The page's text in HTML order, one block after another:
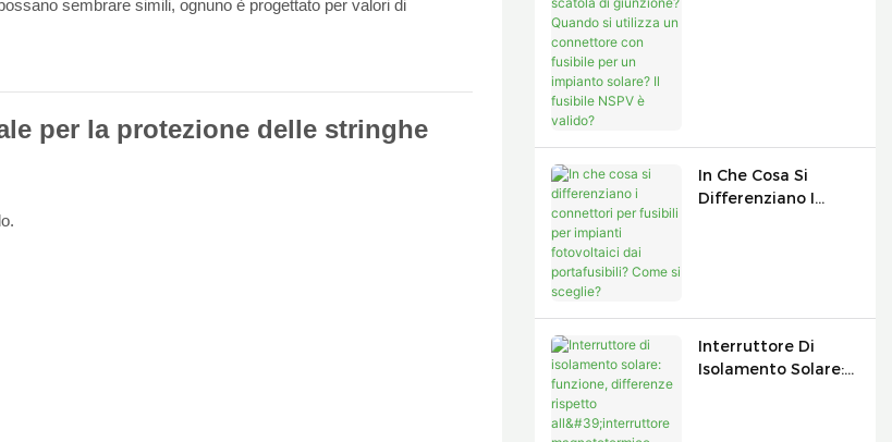
sembrare simili, ognuno è progettato per valori di
per la protezione delle stringhe
Fusibile NSPV È
Valido?
In Che Cosa Si
Differenziano I
Interruttore Di
Isolamento Solare: